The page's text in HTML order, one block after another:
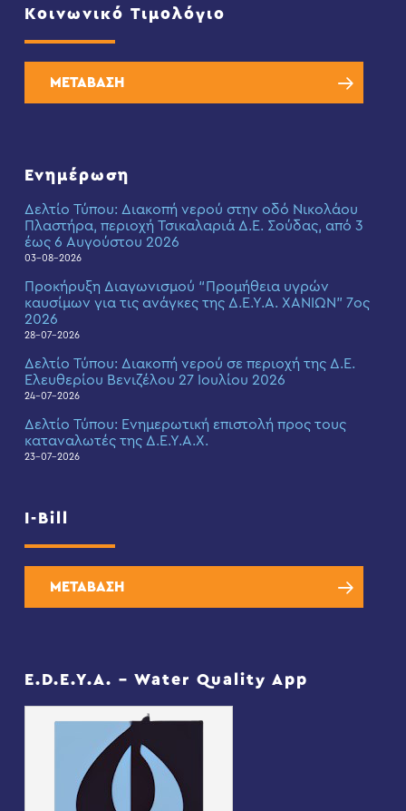
Κοινωνικό Τιμολόγιο
ΜΕΤΑΒΑΣΗ
Ενημέρωση
Δελτίο Τύπου: Διακοπή νερού στην οδό Νικολάου
Πλαστήρα, περιοχή Τσικαλαριά Δ.Ε. Σούδας, από 3
έως 6 Αυγούστου 2026
03-08-2026
Προκήρυξη Διαγωνισμού “Προμήθεια υγρών
καυσίμων για τις ανάγκες της Δ.Ε.Υ.Α. ΧΑΝΙΩΝ” 7ος
2026
28-07-2026
Δελτίο Τύπου: Διακοπή νερού σε περιοχή της Δ.Ε.
Ελευθερίου Βενιζέλου 27 Ιουλίου 2026
24-07-2026
Δελτίο Τύπου: Eνημερωτική επιστολή προς τους
καταναλωτές της Δ.Ε.Υ.Α.Χ.
23-07-2026
I-Bill
ΜΕΤΑΒΑΣΗ
E.D.E.Y.A. – Water Quality App